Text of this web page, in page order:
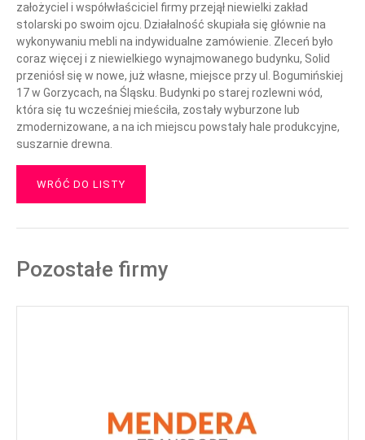
założyciel i współwłaściciel firmy przejął niewielki zakład
stolarski po swoim ojcu. Działalność skupiała się głównie na
wykonywaniu mebli na indywidualne zamówienie. Zleceń było
coraz więcej i z niewielkiego wynajmowanego budynku, Solid
przeniósł się w nowe, już własne, miejsce przy ul. Bogumińskiej
17 w Gorzycach, na Śląsku. Budynki po starej rozlewni wód,
która się tu wcześniej mieściła, zostały wyburzone lub
zmodernizowane, a na ich miejscu powstały hale produkcyjne,
suszarnie drewna.
WRÓĆ DO LISTY
Pozostałe firmy